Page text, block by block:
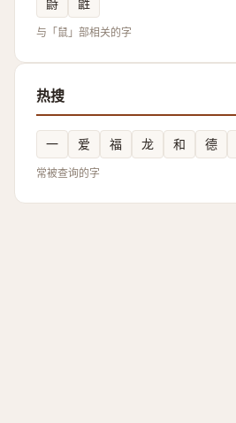
与「鼠」部相关的字
热搜
一 爱 福 龙 和 德
常被查询的字